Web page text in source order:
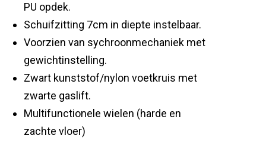
PU opdek.
Schuifzitting 7cm in diepte instelbaar.
Voorzien van sychroonmechaniek met
gewichtinstelling.
Zwart kunststof/nylon voetkruis met
zwarte gaslift.
Multifunctionele wielen (harde en
zachte vloer)